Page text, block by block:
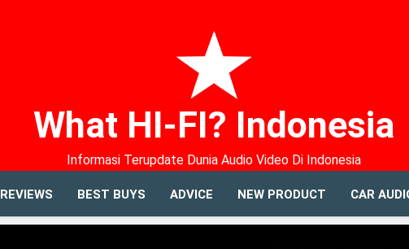
What HI-FI? Indonesia
Informasi Terupdate Dunia Audio Video Di Indonesia
REVIEWS BEST BUYS ADVICE NEW PRODUCT CAR